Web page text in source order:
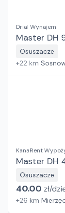
Drial Wynajem
Master DH
Osuszacze
+22 km
KanaRent
Master DH
Osuszacze
40.00 zł/
+26 km